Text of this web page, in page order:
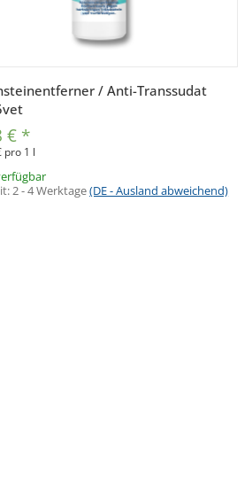
Vorschau/ Anti-Transsudat
€ *
pro 1 l
2 - 4 Werktage(DE - Ausland abweichend)